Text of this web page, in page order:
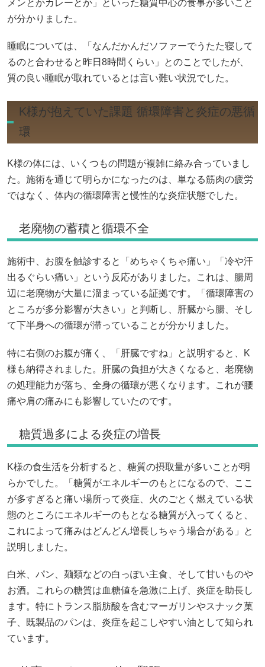
メンとかカレーとか」といった糖質中心の食事が多いこと
が分かりました。
睡眠については、「なんだかんだソファーでうたた寝して
るのと合わせると昨日8時間くらい」とのことでしたが、
質の良い睡眠が取れているとは言い難い状況でした。
K様が抱えていた課題 循環障害と炎症の悪循
環
K様の体には、いくつもの問題が複雑に絡み合っていまし
た。施術を通じて明らかになったのは、単なる筋肉の疲労
ではなく、体内の循環障害と慢性的な炎症状態でした。
老廃物の蓄積と循環不全
施術中、お腹を触診すると「めちゃくちゃ痛い」「冷や汗
出るぐらい痛い」という反応がありました。これは、腸周
辺に老廃物が大量に溜まっている証拠です。「循環障害の
ところが多分影響が大きい」と判断し、肝臓から腸、そし
て下半身への循環が滞っていることが分かりました。
特に右側のお腹が痛く、「肝臓ですね」と説明すると、K
様も納得されました。肝臓の負担が大きくなると、老廃物
の処理能力が落ち、全身の循環が悪くなります。これが腰
痛や肩の痛みにも影響していたのです。
糖質過多による炎症の増長
K様の食生活を分析すると、糖質の摂取量が多いことが明
らかでした。「糖質がエネルギーのもとになるので、ここ
が多すぎると痛い場所って炎症、火のごとく燃えている状
態のところにエネルギーのもとなる糖質が入ってくると、
これによって痛みはどんどん増長しちゃう場合がある」と
説明しました。
白米、パン、麺類などの白っぽい主食、そして甘いものや
お酒。これらの糖質は血糖値を急激に上げ、炎症を助長し
ます。特にトランス脂肪酸を含むマーガリンやスナック菓
子、既製品のパンは、炎症を起こしやすい油として知られ
ています。